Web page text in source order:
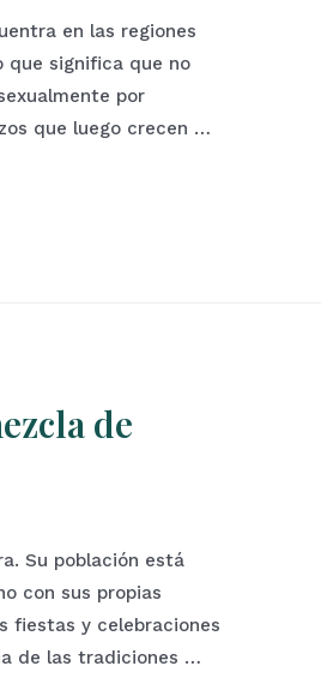
en las regiones
que significa que no
por
que luego crecen …
de
Su población está
con sus propias
fiestas y celebraciones
de las tradiciones …